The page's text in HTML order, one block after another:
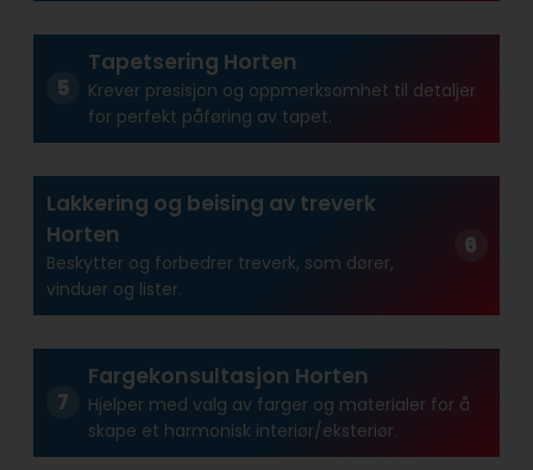
Tapetsering Horten
Krever presisjon og oppmerksomhet til detaljer
for perfekt påføring av tapet.
Lakkering og beising av treverk
Horten
Beskytter og forbedrer treverk, som dører,
vinduer og lister.
Fargekonsultasjon Horten
Hjelper med valg av farger og materialer for å
skape et harmonisk interiør/eksteriør.